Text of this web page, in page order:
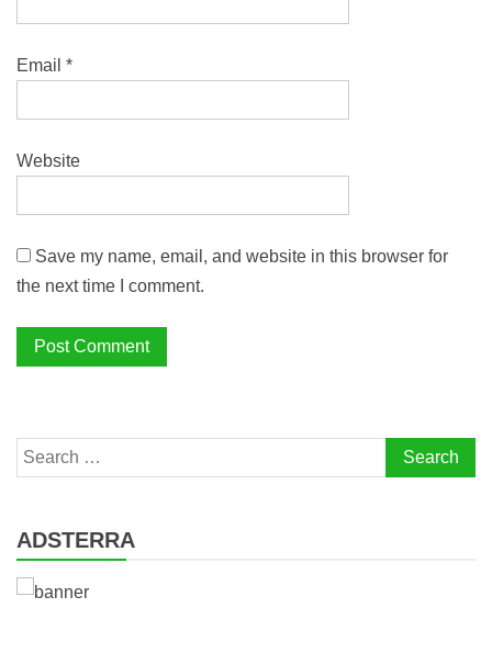
Email *
Website
Save my name, email, and website in this browser for
the next time I comment.
Search
for:
ADSTERRA